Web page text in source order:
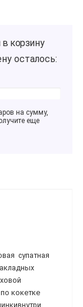
в корзину
осталось:
на сумму,
еще
супатная
кокетке